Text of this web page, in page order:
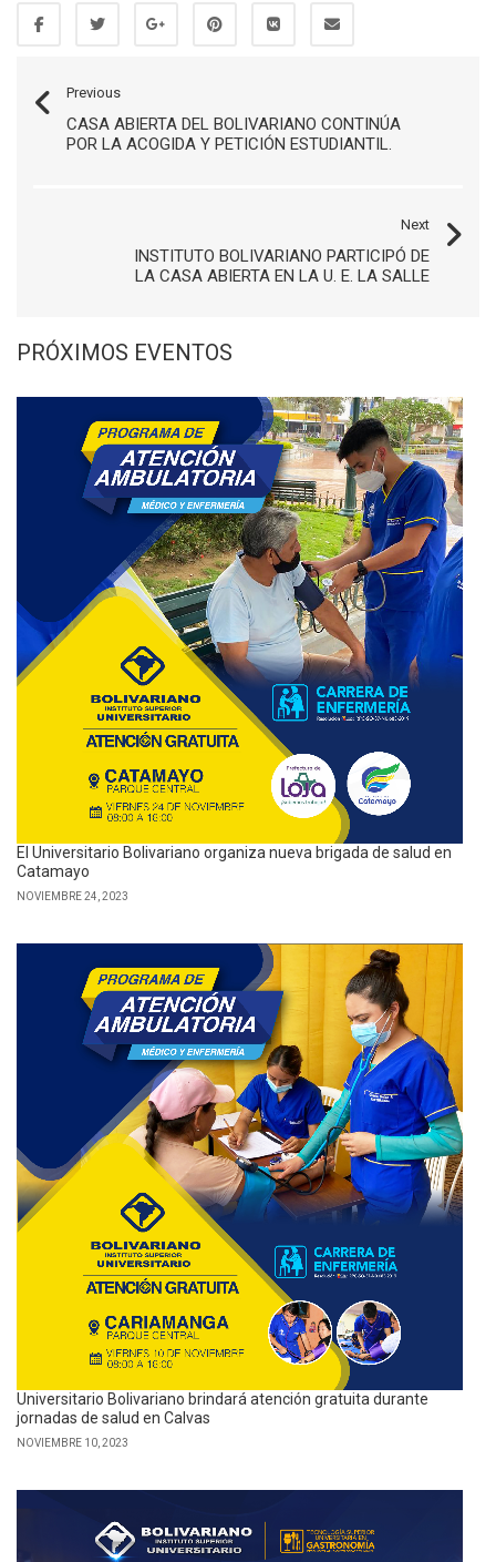
Previous
CASA ABIERTA DEL BOLIVARIANO CONTINÚA
POR LA ACOGIDA Y PETICIÓN ESTUDIANTIL.
Next
INSTITUTO BOLIVARIANO PARTICIPÓ DE
LA CASA ABIERTA EN LA U. E. LA SALLE
PRÓXIMOS EVENTOS
El Universitario Bolivariano organiza nueva brigada de salud en
Catamayo
NOVIEMBRE 24, 2023
Universitario Bolivariano brindará atención gratuita durante
jornadas de salud en Calvas
NOVIEMBRE 10, 2023